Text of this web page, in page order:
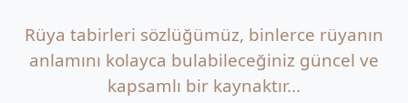
Rüya tabirleri sözlüğümüz, binlerce rüyanın
anlamını kolayca bulabileceğiniz güncel ve
kapsamlı bir kaynaktır...